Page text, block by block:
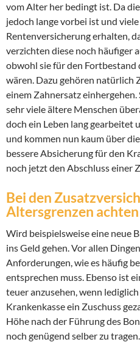
vom Alter her bedingt ist. Da
jedoch lange vorbei ist und
Rentenversicherung erhalten,
verzichten diese noch häufiger
obwohl sie für den
wären. Dazu gehören natürlich
einem Zahnersatz
sehr viele ältere Menschen
doch ein Leben lang gearbeitet
und kommen nun kaum über
bessere Absicherung für den
noch jetzt den Abschluss einer
Bei den
Altersgrenzen achten
Wird beispielsweise eine neue
ins Geld gehen. Vor allen
Anforderungen, wie es häufig
entsprechen muss. Ebenso ist
teuer anzusehen, wenn
Krankenkasse ein Zuschuss
Höhe nach der Führung des
noch genügend selber zu